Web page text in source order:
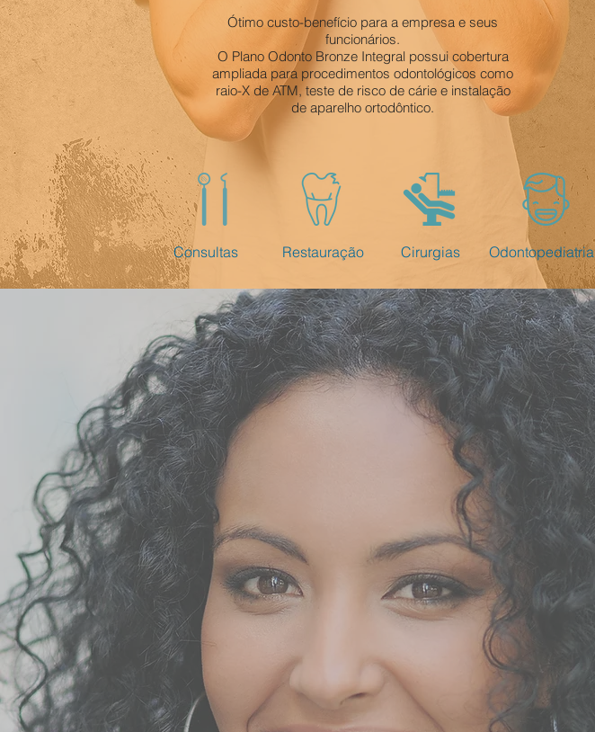
Ótimo custo-benefício para a empresa e seus
funcionários.
O Plano Odonto Bronze Integral possui cobertura
ampliada para procedimentos odontológicos como
raio-X de ATM, teste de risco de cárie e instalação
de aparelho ortodôntico.
Consultas Restauração Cirurgias Odontopediatria